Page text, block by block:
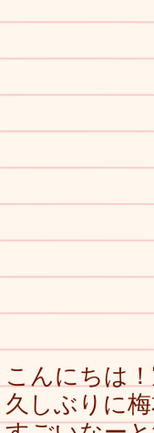
こんにちは
久しぶりに